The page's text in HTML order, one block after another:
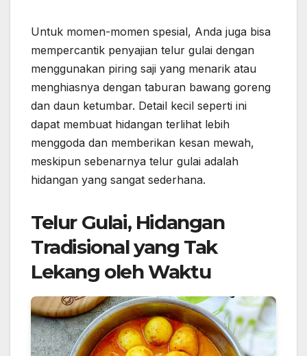
Untuk momen-momen spesial, Anda juga bisa
mempercantik penyajian telur gulai dengan
menggunakan piring saji yang menarik atau
menghiasnya dengan taburan bawang goreng
dan daun ketumbar. Detail kecil seperti ini
dapat membuat hidangan terlihat lebih
menggoda dan memberikan kesan mewah,
meskipun sebenarnya telur gulai adalah
hidangan yang sangat sederhana.
Telur Gulai, Hidangan
Tradisional yang Tak
Lekang oleh Waktu